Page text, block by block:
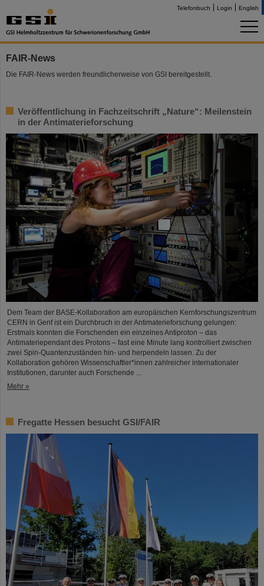
Telefonbuch Login English
FAIR-News
Die FAIR-News werden freundlicherweise von GSI bereitgestellt.
Veröffentlichung in Fachzeitschrift „Nature“: Meilenstein
in der Antimaterieforschung
Dem Team der BASE-Kollaboration am europäischen Kernforschungszentrum
CERN in Genf ist ein Durchbruch in der Antimaterieforschung gelungen:
Erstmals konnten die Forschenden ein einzelnes Antiproton – das
Antimateriependant des Protons – fast eine Minute lang kontrolliert zwischen
zwei Spin-Quantenzuständen hin- und herpendeln lassen. Zu der
Kollaboration gehören Wissenschaftler*innen zahlreicher internationaler
Institutionen, darunter auch Forschende ...
Mehr »
Fregatte Hessen besucht GSI/FAIR